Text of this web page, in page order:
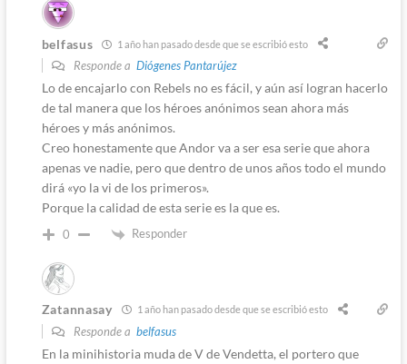
belfasus 1 año han pasado desde que se escribió esto
Responde a Diógenes Pantarújez
Lo de encajarlo con Rebels no es fácil, y aún así logran hacerlo
de tal manera que los héroes anónimos sean ahora más
héroes y más anónimos.
Creo honestamente que Andor va a ser esa serie que ahora
apenas ve nadie, pero que dentro de unos años todo el mundo
dirá «yo la vi de los primeros».
Porque la calidad de esta serie es la que es.
0 Responder
Zatannasay 1 año han pasado desde que se escribió esto
Responde a belfasus
En la minihistoria muda de V de Vendetta, el portero que